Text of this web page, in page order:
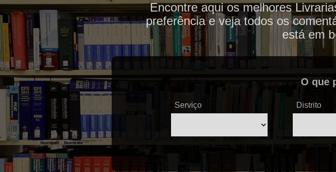
Encontre aqui os melhores
preferência e veja todos os
está em
O que
Serviço Distrito